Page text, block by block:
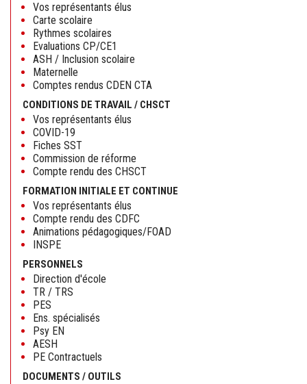
Vos représentants élus
Carte scolaire
Rythmes scolaires
Evaluations CP/CE1
ASH / Inclusion scolaire
Maternelle
Comptes rendus CDEN CTA
CONDITIONS DE TRAVAIL / CHSCT
Vos représentants élus
COVID-19
Fiches SST
Commission de réforme
Compte rendu des CHSCT
FORMATION INITIALE ET CONTINUE
Vos représentants élus
Compte rendu des CDFC
Animations pédagogiques/FOAD
INSPE
PERSONNELS
Direction d'école
TR / TRS
PES
Ens. spécialisés
Psy EN
AESH
PE Contractuels
DOCUMENTS / OUTILS